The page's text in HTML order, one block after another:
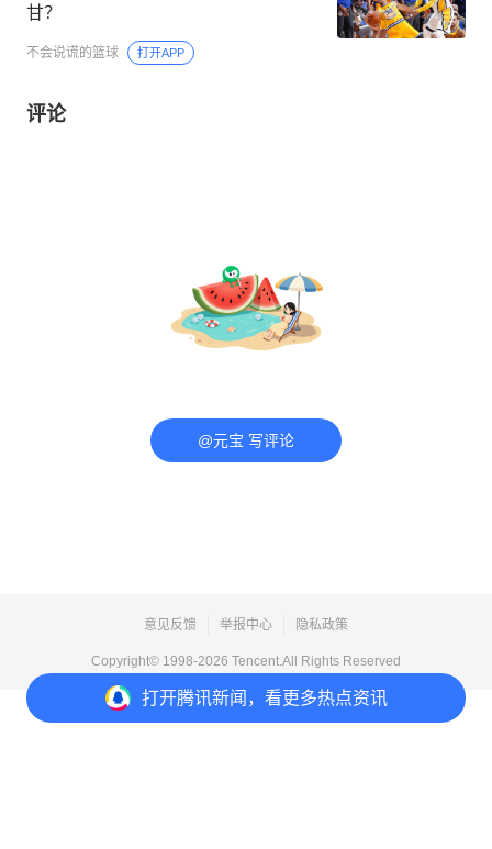
打开腾讯新闻，看更多热点资讯
甘？
不会说谎的篮球 打开APP
评论
@元宝 写评论
意见反馈 举报中心 隐私政策
Copyright© 1998-2026 Tencent.All Rights Reserved